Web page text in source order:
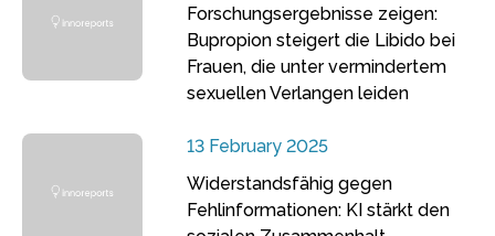
Forschungsergebnisse zeigen:
Bupropion steigert die Libido bei
Frauen, die unter vermindertem
sexuellen Verlangen leiden
13 February 2025
Widerstandsfähig gegen
Fehlinformationen: KI stärkt den